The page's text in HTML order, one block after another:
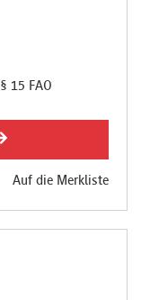
15 FAO
Auf die Merkliste